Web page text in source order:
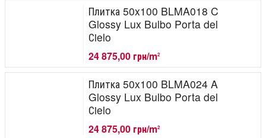
Плитка 50x100 BLMA018 C
Glossy Lux Bulbo Porta del
Сielo
24 875,00 грн/m2
Плитка 50x100 BLMA024 A
Glossy Lux Bulbo Porta del
Сielo
24 875,00 грн/m2